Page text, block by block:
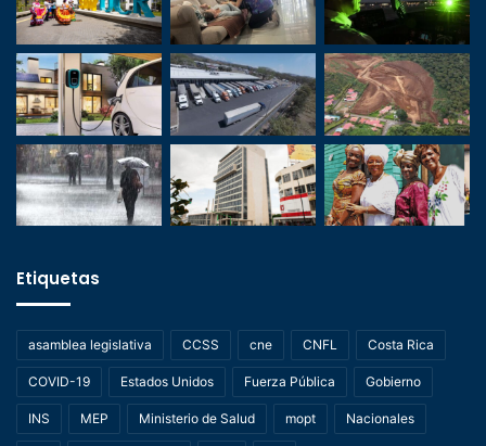
Etiquetas
asamblea legislativa CCSS cne CNFL Costa Rica
COVID-19 Estados Unidos Fuerza Pública Gobierno
INS MEP Ministerio de Salud mopt Nacionales